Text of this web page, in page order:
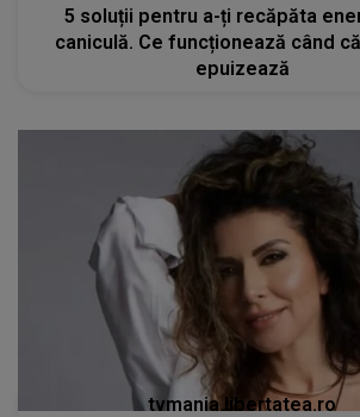
5 soluții pentru a-ți recăpăta
caniculă. Ce funcționează când
epuizează
tvmania.libertatea.ro